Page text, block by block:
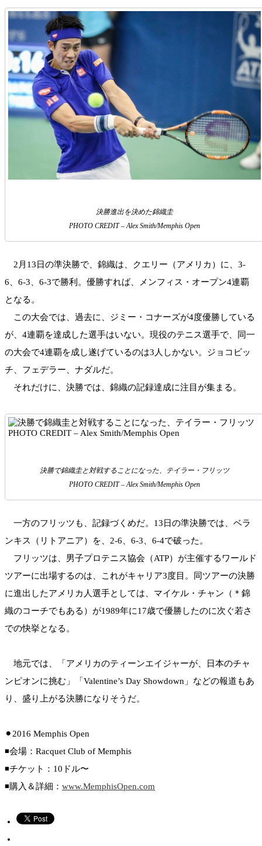
決勝進出を決めた錦織圭
PHOTO CREDIT – Alex Smith/Memphis Open
2月13日の準決勝で、錦織は、クエリー（アメリカ）に、3-
6、6-3、6-3で勝利。優勝すれば、メンフィス・オープン4連覇
となる。
この大会では、過去に、ジミー・コナーズが4度優勝している
が、4連覇を達成した選手はいない。現役のテニス選手で、同一
の大会で4連覇を成し遂げているのは3人しかない。ジョコビッ
チ、フェデラー、ナダルだ。
それだけに、決勝では、錦織の記録達成に注目が集まる。
決勝で錦織圭と対戦することになった、テイラー・フリッツ
PHOTO CREDIT – Alex Smith/Memphis Open
一方のフリッツも、記録づくめだ。13日の準決勝では、ベラ
ンキス（リトアニア）を、2-6、6-3、6-4で破った。
フリッツは、男子プロテニス協会（ATP）が主催するワールド
ツアーに出場するのは、これがキャリア3度目。同ツアーの決勝
に進出したアメリカ人選手としては、マイケル・チャン（＊錦
織のコーチでもある）が1989年に17歳で優勝したのに次ぐ若さ
での快挙となる。
地元では、「アメリカのティーンエイジャーが、日本のチャ
ンピオンに挑む」「Valentine’s Day Showdown」などの報道もあ
り、盛り上がる決勝になりそうだ。
⚫︎2016 Memphis Open
◾️会場：Racquet Club of Memphis
◾️チケット：10ドル〜
◾️購入＆詳細： www.MemphisOpen.com